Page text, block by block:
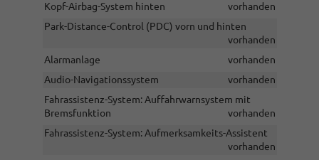
Kopf-Airbag-System hinten
vorhanden
Park-Distance-Control (PDC) vorn und hinten
vorhanden
Alarmanlage
vorhanden
Audio-Navigationssystem
vorhanden
Fahrassistenz-System: Auffahrwarnsystem mit
Bremsfunktion
vorhanden
Fahrassistenz-System: Aufmerksamkeits-Assistent
vorhanden